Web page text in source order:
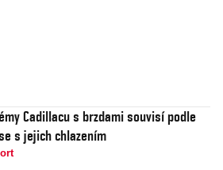
Cadillacu s brzdami souvisí podle
s jejich chlazením